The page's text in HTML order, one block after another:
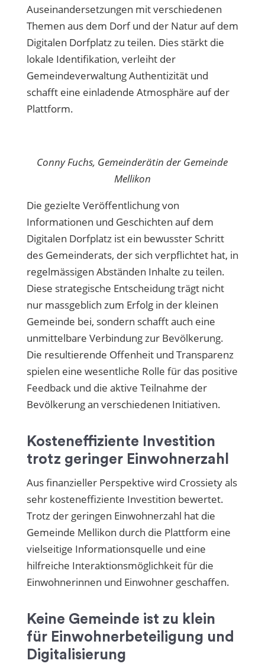
Auseinandersetzungen mit verschiedenen
Themen aus dem Dorf und der Natur auf dem
Digitalen Dorfplatz zu teilen. Dies stärkt die
lokale Identifikation, verleiht der
Gemeindeverwaltung Authentizität und
schafft eine einladende Atmosphäre auf der
Plattform.
Conny Fuchs, Gemeinderätin der Gemeinde
Mellikon
Die gezielte Veröffentlichung von
Informationen und Geschichten auf dem
Digitalen Dorfplatz ist ein bewusster Schritt
des Gemeinderats, der sich verpflichtet hat, in
regelmässigen Abständen Inhalte zu teilen.
Diese strategische Entscheidung trägt nicht
nur massgeblich zum Erfolg in der kleinen
Gemeinde bei, sondern schafft auch eine
unmittelbare Verbindung zur Bevölkerung.
Die resultierende Offenheit und Transparenz
spielen eine wesentliche Rolle für das positive
Feedback und die aktive Teilnahme der
Bevölkerung an verschiedenen Initiativen.
Kosteneffiziente Investition
trotz geringer Einwohnerzahl
Aus finanzieller Perspektive wird Crossiety als
sehr kosteneffiziente Investition bewertet.
Trotz der geringen Einwohnerzahl hat die
Gemeinde Mellikon durch die Plattform eine
vielseitige Informationsquelle und eine
hilfreiche Interaktionsmöglichkeit für die
Einwohnerinnen und Einwohner geschaffen.
Keine Gemeinde ist zu klein
für Einwohnerbeteiligung und
Digitalisierung